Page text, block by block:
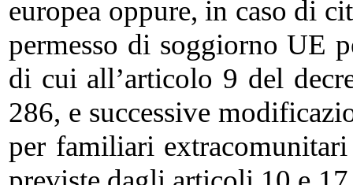
europea oppure, in caso di
permesso di soggiorno UE
di cui all’articolo 9 del
286, e successive
per familiari